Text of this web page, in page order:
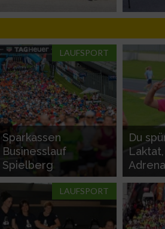
LAUFSPORT
Sparkassen
Businesslauf
Spielberg
Du
LAUFSPORT
von Daten aus